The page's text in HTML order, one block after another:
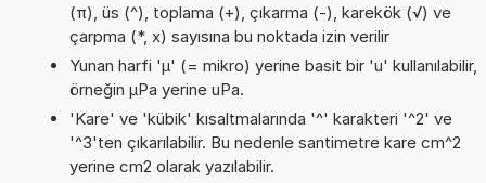
(π), üs (^), toplama (+), çıkarma (-), karekök (√) ve
çarpma (*, x) sayısına bu noktada izin verilir
Yunan harfi 'µ' (= mikro) yerine basit bir 'u' kullanılabilir,
örneğin µPa yerine uPa.
'Kare' ve 'kübik' kısaltmalarında '^' karakteri '^2' ve
'^3'ten çıkarılabilir. Bu nedenle santimetre kare cm^2
yerine cm2 olarak yazılabilir.